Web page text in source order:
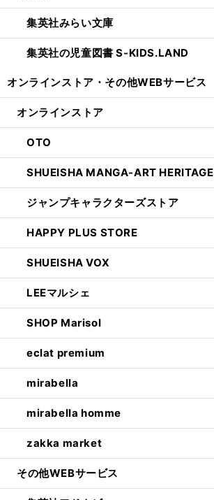
集英社みらい文庫
集英社の児童図書 S-KIDS.LAND
オンラインストア・ その他WEBサービス
オンラインストア
OTO
SHUEISHA MANGA-ART HERITAGE
ジャンプキャラクターズストア
HAPPY PLUS STORE
SHUEISHA VOX
LEEマルシェ
SHOP Marisol
eclat premium
mirabella
mirabella homme
zakka market
その他WEBサービス